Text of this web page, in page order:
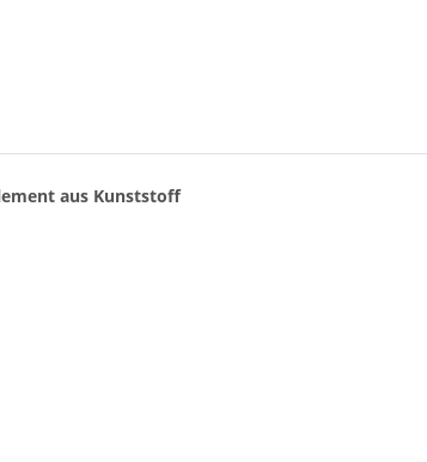
aus Kunststoff